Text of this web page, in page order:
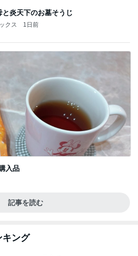
と炎天下のお墓そうじ
クス 1日前
入品
記事を読む
キング